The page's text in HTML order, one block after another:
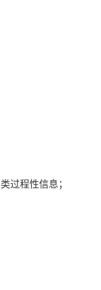
过程性信息；